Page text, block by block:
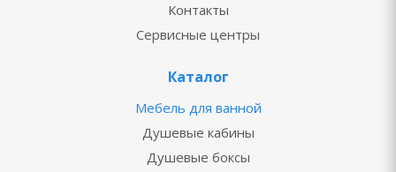
Контакты
Сервисные центры
Каталог
Мебель для ванной
Душевые кабины
Душевые боксы